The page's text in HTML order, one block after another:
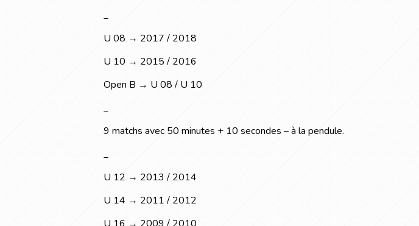
_
U 08 → 2017 / 2018
U 10 → 2015 / 2016
Open B → U 08 / U 10
_
9 matchs avec 50 minutes + 10 secondes – à la pendule.
_
U 12 → 2013 / 2014
U 14 → 2011 / 2012